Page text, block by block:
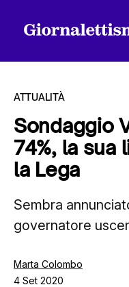
Tutti gli articoli
Chi siamo
Contatti
ATTUALITÀ
Sondaggio
74%, la sua
la Lega
Sembra
governatore
Marta Colombo
4 Set 2020